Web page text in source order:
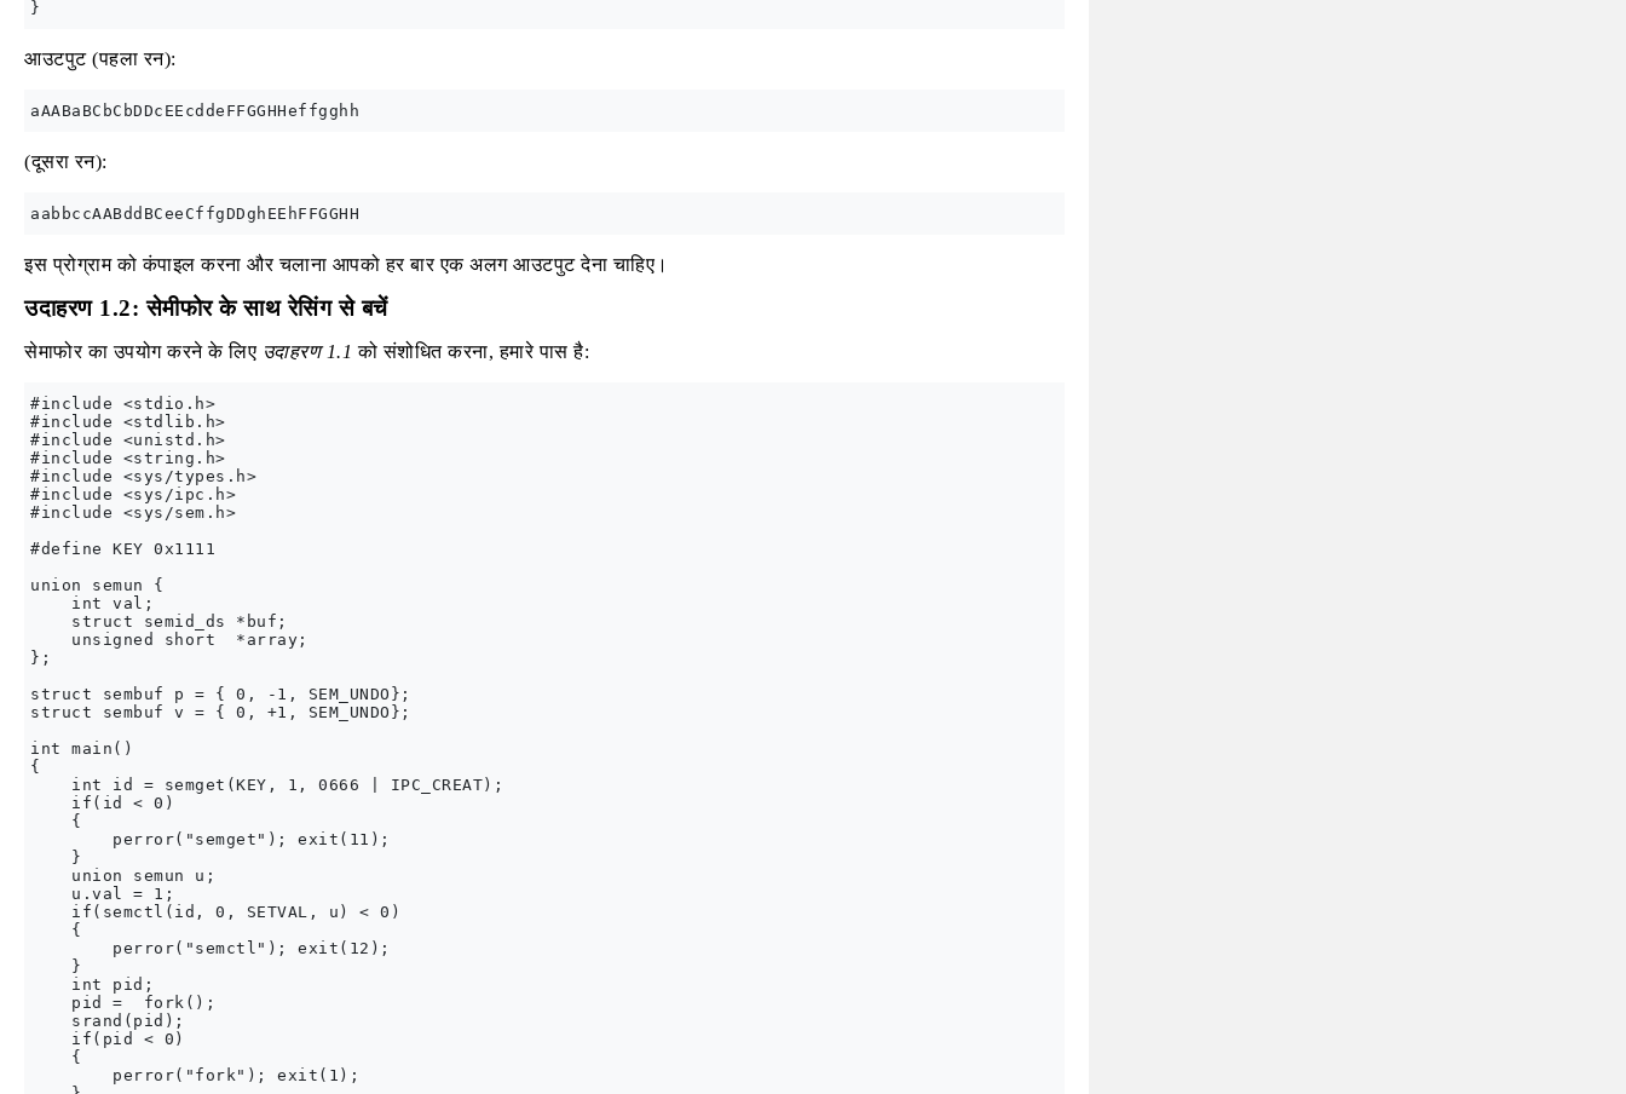
आउटपुट (पहला रन):
(दूसरा रन):
इस प्रोग्राम को कंपाइल करना और चलाना आपको हर बार एक अलग आउटपुट देना चाहिए।
उदाहरण 1.2: सेमीफोर के साथ रेसिंग से बचें
सेमाफोर का उपयोग करने के लिए उदाहरण 1.1 को संशोधित करना, हमारे पास है:
#include <stdio.h>
#include <stdlib.h>
#include <unistd.h>
#include <string.h>
#include <sys/types.h>
#include <sys/ipc.h>
#include <sys/sem.h>
#define KEY 0x1111
union semun {
    int val;
    struct semid_ds *buf;
    unsigned short  *array;
};
struct sembuf p = { 0, -1, SEM_UNDO};
struct sembuf v = { 0, +1, SEM_UNDO};
int main()
{
    int id = semget(KEY, 1, 0666 | IPC_CREAT);
    if(id < 0)
    {
        perror("semget"); exit(11);
    }
    union semun u;
    u.val = 1;
    if(semctl(id, 0, SETVAL, u) < 0)
    {
        perror("semctl"); exit(12);
    }
    int pid;
    pid =  fork();
    srand(pid);
    if(pid < 0)
    {
        perror("fork"); exit(1);